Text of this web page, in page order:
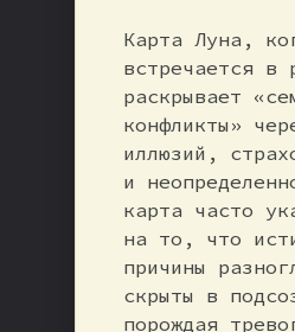
Карта Луна,
встречается в
раскрывает
конфликты»
иллюзий,
и
карта часто
на то, что
причины
скрыты в
порождая